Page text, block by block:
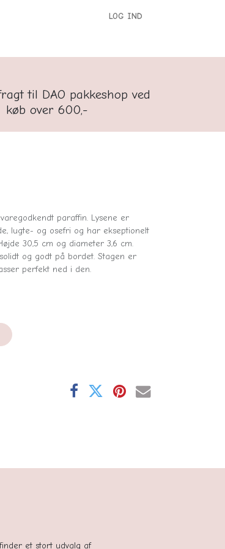
LOG IND
til DAO pakkeshop ved
køb over 600,-
paraffin. Lysene er
lugte- og osefri og har ekseptionelt
30,5 cm og diameter 3,6 cm.
og godt på bordet. Stagen er
perfekt ned i den.
et stort udvalg af